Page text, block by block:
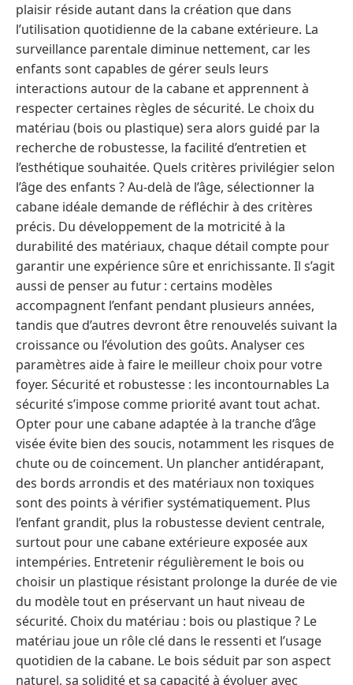
plaisir réside autant dans la création que dans
l’utilisation quotidienne de la cabane extérieure. La
surveillance parentale diminue nettement, car les
enfants sont capables de gérer seuls leurs
interactions autour de la cabane et apprennent à
respecter certaines règles de sécurité. Le choix du
matériau (bois ou plastique) sera alors guidé par la
recherche de robustesse, la facilité d’entretien et
l’esthétique souhaitée. Quels critères privilégier selon
l’âge des enfants ? Au-delà de l’âge, sélectionner la
cabane idéale demande de réfléchir à des critères
précis. Du développement de la motricité à la
durabilité des matériaux, chaque détail compte pour
garantir une expérience sûre et enrichissante. Il s’agit
aussi de penser au futur : certains modèles
accompagnent l’enfant pendant plusieurs années,
tandis que d’autres devront être renouvelés suivant la
croissance ou l’évolution des goûts. Analyser ces
paramètres aide à faire le meilleur choix pour votre
foyer. Sécurité et robustesse : les incontournables La
sécurité s’impose comme priorité avant tout achat.
Opter pour une cabane adaptée à la tranche d’âge
visée évite bien des soucis, notamment les risques de
chute ou de coincement. Un plancher antidérapant,
des bords arrondis et des matériaux non toxiques
sont des points à vérifier systématiquement. Plus
l’enfant grandit, plus la robustesse devient centrale,
surtout pour une cabane extérieure exposée aux
intempéries. Entretenir régulièrement le bois ou
choisir un plastique résistant prolonge la durée de vie
du modèle tout en préservant un haut niveau de
sécurité. Choix du matériau : bois ou plastique ? Le
matériau joue un rôle clé dans le ressenti et l’usage
quotidien de la cabane. Le bois séduit par son aspect
naturel, sa solidité et sa capacité à évoluer avec